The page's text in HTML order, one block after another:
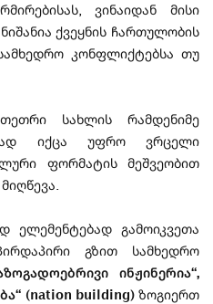
ვინაიდან მისი
ქვეყნის ჩართულობის
კონფლიქტებსა თუ
სახლის რამდენიმე
იქცა უფრო ვრცელი
ფორმატის მეშვეობით
გამოიკვეთა
გზით სამხედრო
ინჟინერია“,
(nation building) ზოგიერთ